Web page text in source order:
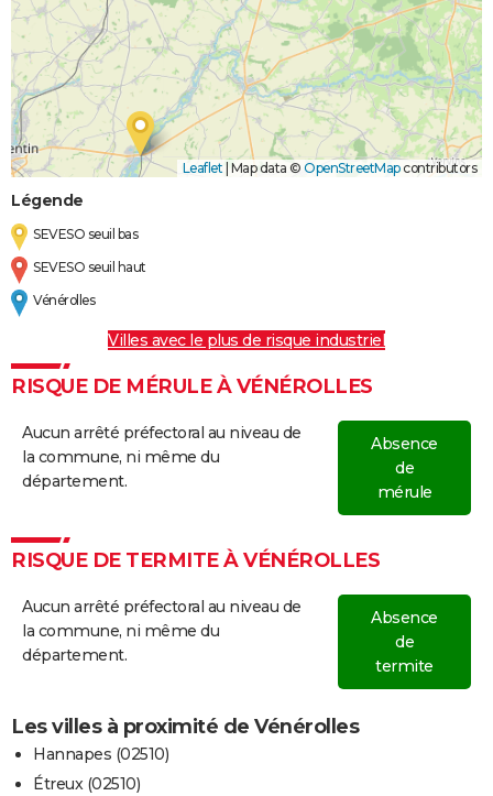
Leaflet Map data © OpenStreetMapcontributors
Légende
SEVESO seuil bas
SEVESO seuil haut
Vénérolles
Villes avec le plus de risque industriel
RISQUE DE MÉRULE À VÉNÉROLLES
Aucun arrêté préfectoral au niveau de
la commune, ni même du
département.
Absence
de
mérule
RISQUE DE TERMITE À VÉNÉROLLES
Aucun arrêté préfectoral au niveau de
la commune, ni même du
département.
Absence
de
termite
Les villes à proximité de Vénérolles
Hannapes (02510)
Étreux (02510)